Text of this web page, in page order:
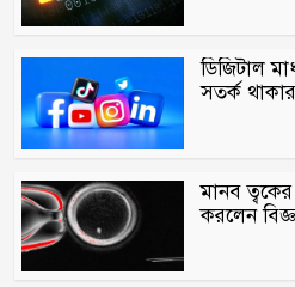
ডিজিটাল
সতর্ক
মানব
করলেন